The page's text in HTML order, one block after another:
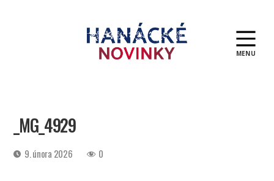
MENU
_MG_4929
Datum9. února 2026 0